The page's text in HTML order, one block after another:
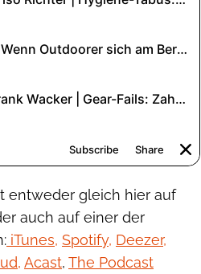
entweder gleich hier auf
auch auf einer der
iTunes, Spotify, Deezer,
Acast, The Podcast